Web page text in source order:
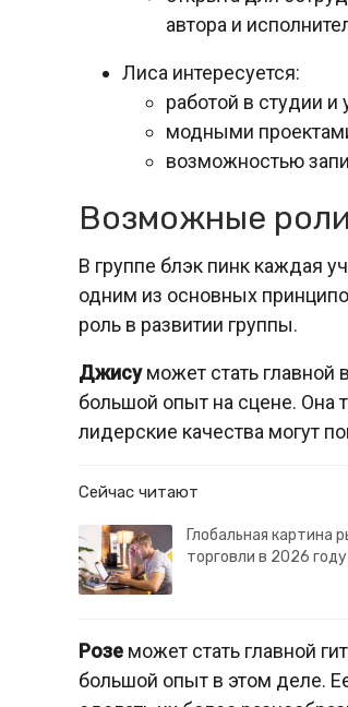
автора и
Лиса интересуется:
работой в студии
модными
возможностью
Возможные
В группе блэк пинк каждая
одним из основных
роль в развитии группы.
Джисуможет стать главной
большой опыт на сцене. Она
лидерские качества могут
Сейчас читают
Глобальная картина
торговли в 2026 году
Розе может стать главной
большой опыт в этом деле.